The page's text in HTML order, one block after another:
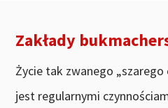
Zakłady
Życie tak zwanego „szarego
jest regularnymi